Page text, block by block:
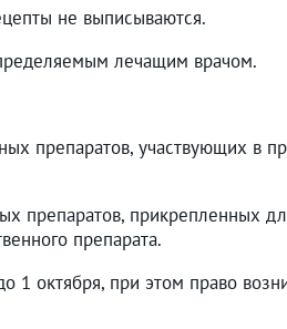
не выписываются.
лечащим врачом.
препаратов, участвующих в
препаратов, прикрепленных
препарата.
1 октября, при этом право